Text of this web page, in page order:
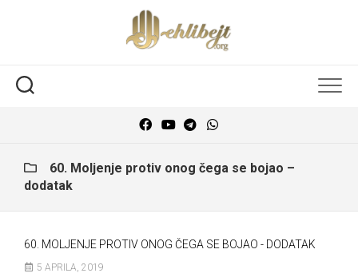
60. Moljenje protiv onog čega se bojao –
dodatak
60. MOLJENJE PROTIV ONOG ČEGA SE BOJAO - DODATAK
5 APRILA, 2019